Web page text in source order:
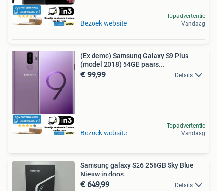
Bezoek website
Topadvertentie
Vandaag
(Ex demo) Samsung Galaxy S9 Plus
(model 2018) 64GB paars...
€ 99,99 Details
Bezoek website
Topadvertentie
Vandaag
Samsung galaxy S26 256GB Sky Blue
Nieuw in doos
€ 649,99 Details